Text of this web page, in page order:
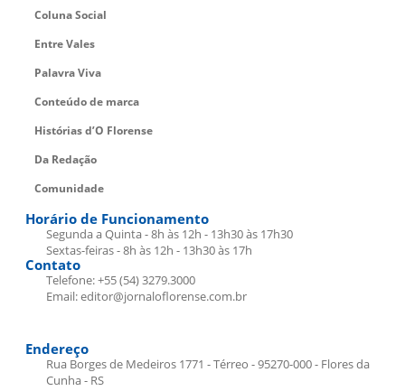
Coluna Social
Entre Vales
Palavra Viva
Conteúdo de marca
Histórias d’O Florense
Da Redação
Comunidade
Horário de Funcionamento
Segunda a Quinta - 8h às 12h - 13h30 às 17h30
Sextas-feiras - 8h às 12h - 13h30 às 17h
Contato
Telefone: +55 (54) 3279.3000
Email: editor@jornaloflorense.com.br
Endereço
Rua Borges de Medeiros 1771 - Térreo - 95270-000 - Flores da
Cunha - RS